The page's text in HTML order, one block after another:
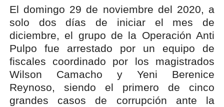
El domingo 29 de noviembre del 2020, a
solo dos días de iniciar el mes de
diciembre, el grupo de la Operación Anti
Pulpo fue arrestado por un equipo de
fiscales coordinado por los magistrados
Wilson Camacho y Yeni Berenice
Reynoso, siendo el primero de cinco
grandes casos de corrupción ante la